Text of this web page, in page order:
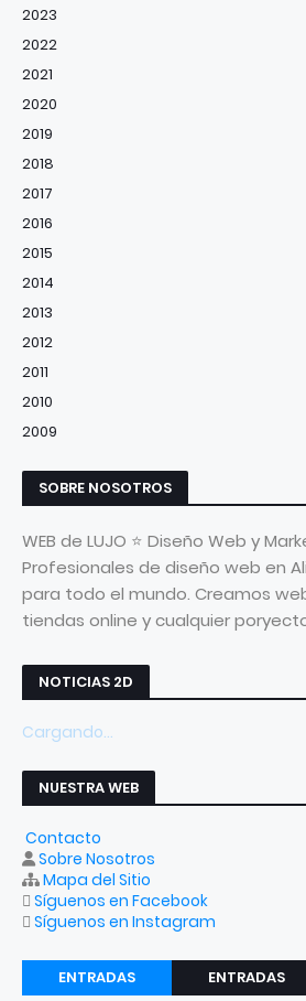
2023
2022
2021
2020
2019
2018
2017
2016
2015
2014
2013
2012
2011
2010
2009
SOBRE NOSOTROS
WEB de LUJO ⭐ Diseño Web y
Profesionales de diseño web en
para todo el mundo. Creamos
tiendas online y cualquier
NOTICIAS 2D
Cargando...
NUESTRA WEB
Contacto
Sobre Nosotros
Mapa del Sitio
Síguenos en Facebook
Síguenos en Instagram
ENTRADAS
ENTRADAS